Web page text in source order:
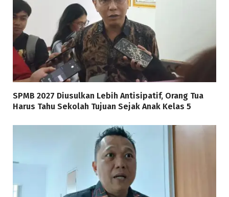
SPMB 2027 Diusulkan Lebih Antisipatif, Orang Tua
Harus Tahu Sekolah Tujuan Sejak Anak Kelas 5